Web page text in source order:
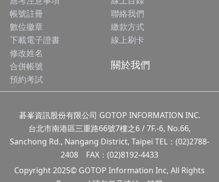
帳號註冊
數位徽章
下載電子證書
修改姓名
合併帳號
預約考試
聯絡我們
繳款方式
線上刷卡
關於我們
碁峯資訊股份有限公司 GOTOP INFORMATION INC.
台北市南港區三重路66號7樓之6 / 7F.-6, No.66,
Sanchong Rd., Nangang District, Taipei TEL：(02)2788-
2408 FAX：(02)8192-4433
Copyright 2025© GOTOP Information Inc, All Rights